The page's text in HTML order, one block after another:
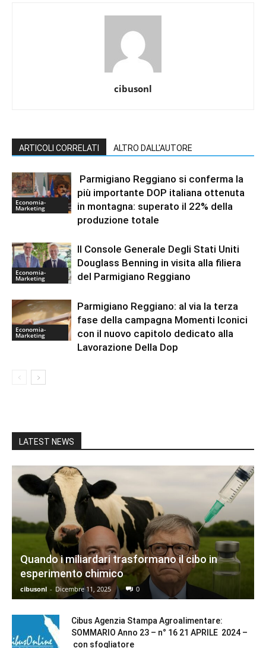
cibusonl
ARTICOLI CORRELATI ALTRO DALL'AUTORE
Economia-
Marketing
Parmigiano Reggiano si conferma la
più importante DOP italiana ottenuta
in montagna: superato il 22% della
produzione totale
Economia-
Marketing
Il Console Generale Degli Stati Uniti
Douglass Benning in visita alla filiera
del Parmigiano Reggiano
Economia-
Marketing
Parmigiano Reggiano: al via la terza
fase della campagna Momenti Iconici
con il nuovo capitolo dedicato alla
Lavorazione Della Dop
LATEST NEWS
Quando i miliardari trasformano il cibo in
esperimento chimico
cibusonl - Dicembre 11, 2025 0
Cibus Agenzia Stampa Agroalimentare:
SOMMARIO Anno 23 – n° 16 21 APRILE 2024 –
con sfogliatore